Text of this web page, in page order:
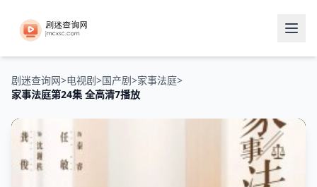
剧迷查询网>电视剧>国产剧>家事法庭>
家事法庭第24集 全高清7播放